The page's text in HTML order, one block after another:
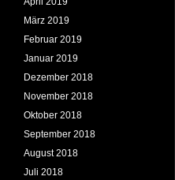
März 2019
Februar 2019
Januar 2019
Dezember 2018
November 2018
Oktober 2018
September 2018
August 2018
Juli 2018